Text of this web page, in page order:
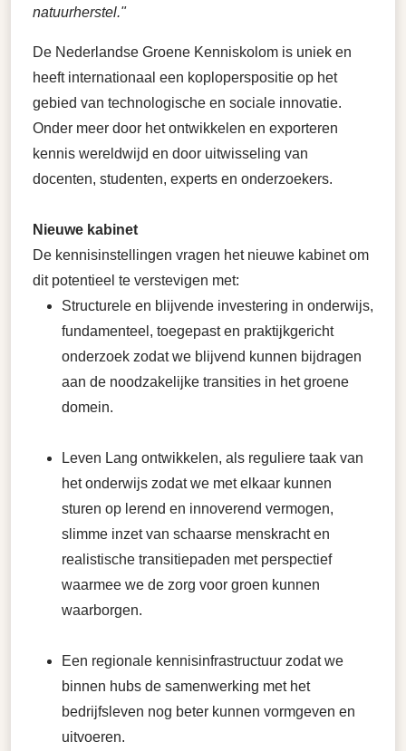
natuurherstel."
De Nederlandse Groene Kenniskolom is uniek en
heeft internationaal een koploperspositie op het
gebied van technologische en sociale innovatie.
Onder meer door het ontwikkelen en exporteren
kennis wereldwijd en door uitwisseling van
docenten, studenten, experts en onderzoekers.
Nieuwe kabinet
De kennisinstellingen vragen het nieuwe kabinet om
dit potentieel te verstevigen met:
Structurele en blijvende investering in onderwijs,
fundamenteel, toegepast en praktijkgericht
onderzoek zodat we blijvend kunnen bijdragen
aan de noodzakelijke transities in het groene
domein.
Leven Lang ontwikkelen, als reguliere taak van
het onderwijs zodat we met elkaar kunnen
sturen op lerend en innoverend vermogen,
slimme inzet van schaarse menskracht en
realistische transitiepaden met perspectief
waarmee we de zorg voor groen kunnen
waarborgen.
Een regionale kennisinfrastructuur zodat we
binnen hubs de samenwerking met het
bedrijfsleven nog beter kunnen vormgeven en
uitvoeren.